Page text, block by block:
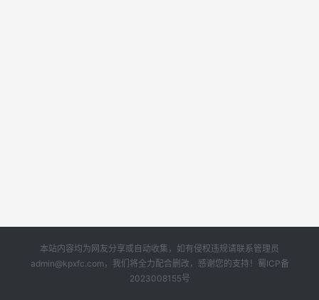
本站内容均为网友分享或自动收集，如有侵权违规请联系管理员
admin@kpxfc.com，我们将全力配合删改，感谢您的支持！ 蜀ICP备
2023008155号